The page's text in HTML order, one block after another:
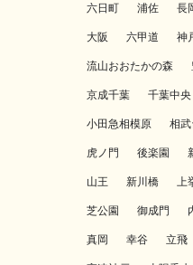
六日町 浦佐 長
大阪 六甲道 神
流山おおたかの森
京成千葉 千葉中央
小田急相模原 相
虎ノ門 後楽園
山王 新川橋
芝公園 御成門
真岡 幸谷 立飛